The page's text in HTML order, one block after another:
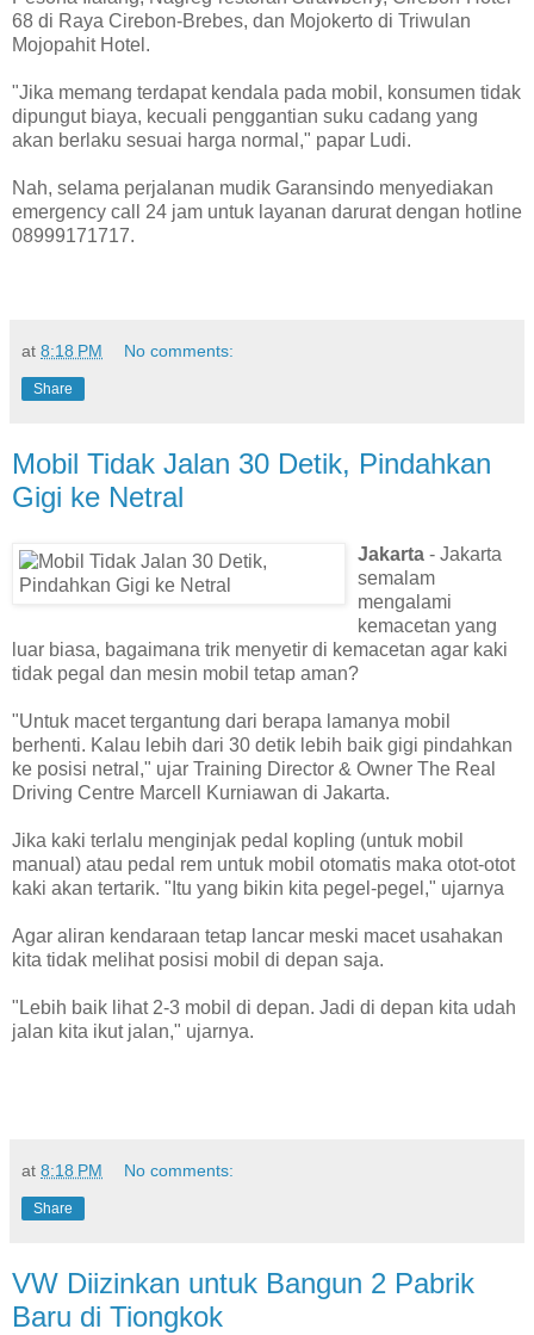
68 di Raya Cirebon-Brebes, dan Mojokerto di Triwulan
Mojopahit Hotel.
"Jika memang terdapat kendala pada mobil, konsumen tidak
dipungut biaya, kecuali penggantian suku cadang yang
akan berlaku sesuai harga normal," papar Ludi.
Nah, selama perjalanan mudik Garansindo menyediakan
emergency call 24 jam untuk layanan darurat dengan hotline
08999171717.
at 8:18 PM No comments:
Share
Mobil Tidak Jalan 30 Detik, Pindahkan
Gigi ke Netral
Jakarta - Jakarta
semalam
mengalami
kemacetan yang
luar biasa, bagaimana trik menyetir di kemacetan agar kaki
tidak pegal dan mesin mobil tetap aman?
"Untuk macet tergantung dari berapa lamanya mobil
berhenti. Kalau lebih dari 30 detik lebih baik gigi pindahkan
ke posisi netral," ujar Training Director & Owner The Real
Driving Centre Marcell Kurniawan di Jakarta.
Jika kaki terlalu menginjak pedal kopling (untuk mobil
manual) atau pedal rem untuk mobil otomatis maka otot-otot
kaki akan tertarik. "Itu yang bikin kita pegel-pegel," ujarnya
Agar aliran kendaraan tetap lancar meski macet usahakan
kita tidak melihat posisi mobil di depan saja.
"Lebih baik lihat 2-3 mobil di depan. Jadi di depan kita udah
jalan kita ikut jalan," ujarnya.
at 8:18 PM No comments:
Share
VW Diizinkan untuk Bangun 2 Pabrik
Baru di Tiongkok